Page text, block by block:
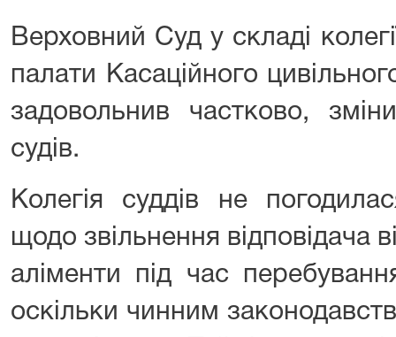
Верховний Суд у складі
палати Касаційного
задовольнив частково,
судів.
Колегія суддів не
щодо звільнення відповідача
аліменти під час
оскільки чинним